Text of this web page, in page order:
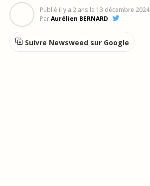
Publié il y a 2 ans le 13 décembre 2024
ParAurélien BERNARD
Suivre Newsweed sur Google